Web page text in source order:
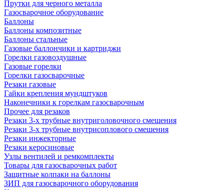
Прутки для черного металла
Газосварочное оборудование
Баллоны
Баллоны композитные
Баллоны стальные
Газовые баллончики и картриджи
Горелки газовоздушные
Газовые горелки
Горелки газосварочные
Резаки газовые
Гайки крепления мундштуков
Наконечники к горелкам газосварочным
Прочее для резаков
Резаки 3-х трубные внутриголовочного смешения
Резаки 3-х трубные внутрисоплового смешения
Резаки инжекторные
Резаки керосиновые
Узлы вентилей и ремкомплекты
Товары для газосварочных работ
Защитные колпаки на баллоны
ЗИП для газосварочного оборудования